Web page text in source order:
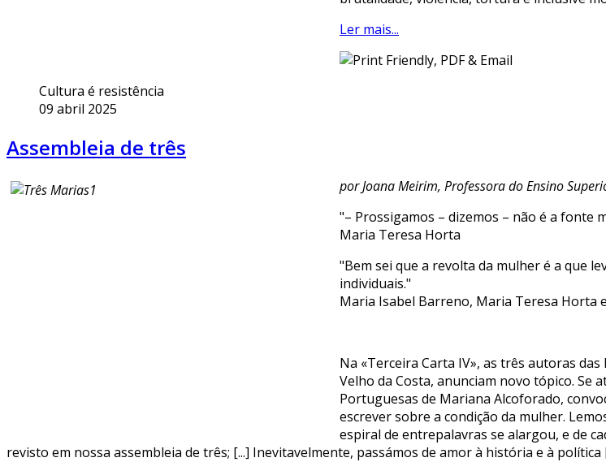
Ler mais...
Cultura é resistência
09 abril 2025
Assembleia de três
por Joana Meirim, Professora do Ensino
"– Prossigamos – dizemos – não é a fonte
Maria Teresa Horta
"Bem sei que a revolta da mulher é a que
individuais."
Maria Isabel Barreno, Maria Teresa Horta
Na «Terceira Carta IV», as três autoras
Velho da Costa, anunciam novo tópico. Se
Portuguesas de Mariana Alcoforado,
escrever sobre a condição da mulher.
espiral de entrepalavras se alargou, e de
revisto em nossa assembleia de três; [...] Inevitavelmente, passámos de amor à história e à política